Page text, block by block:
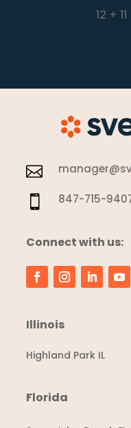
12 + 11

 847-715-
Connect with us:
Illinois
Highland Park IL
Florida